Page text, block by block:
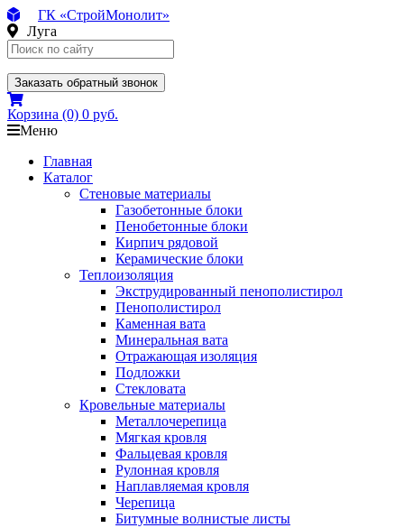
ГК «СтройМонолит»
Луга
Заказать обратный звонок
Корзина (0) 0 руб.
Меню
Главная
Каталог
Стеновые материалы
Газобетонные блоки
Пенобетонные блоки
Кирпич рядовой
Керамические блоки
Теплоизоляция
Экструдированный пенополистирол
Пенополистирол
Каменная вата
Минеральная вата
Отражающая изоляция
Подложки
Стекловата
Кровельные материалы
Металлочерепица
Мягкая кровля
Фальцевая кровля
Рулонная кровля
Наплавляемая кровля
Черепица
Битумные волнистые листы